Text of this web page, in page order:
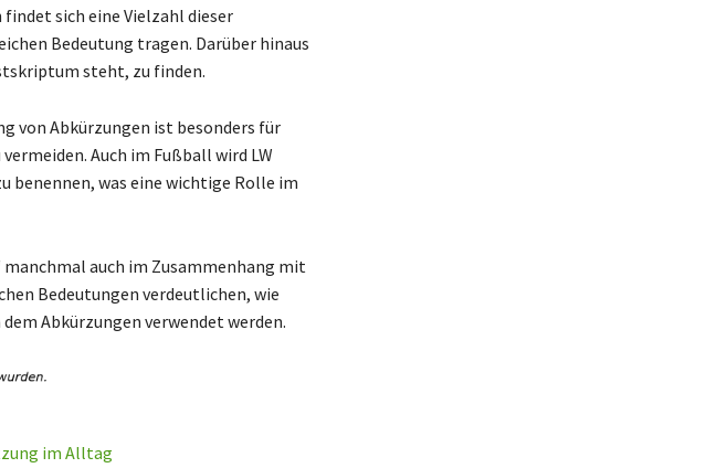
sich eine Vielzahl dieser
Bedeutung tragen. Darüber hinaus
steht, zu finden.
von Abkürzungen ist besonders für
Auch im Fußball wird LW
benennen, was eine wichtige Rolle im
manchmal auch im Zusammenhang mit
Bedeutungen verdeutlichen, wie
Abkürzungen verwendet werden.
im Alltag